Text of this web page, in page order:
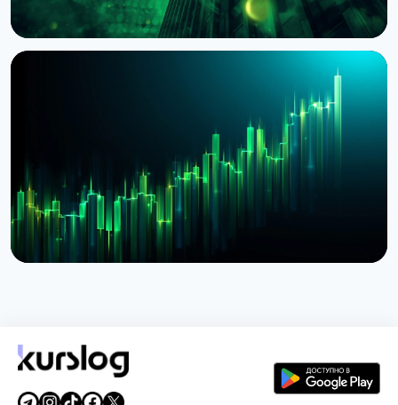
BlackRock токенизировал доступ к $311 млрд
денежных фондов Европы через Kinexys
3 августа 2026 г.5 мин чтения